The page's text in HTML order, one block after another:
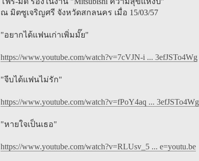
ณ มิตซูเจริญศรี จังหวัดสกลนคร เมื่อ 15/03/57
"อยากได้แฟนเก่าเพิ่มมั๊ย"
https://www.youtube.com/watch?v=7cVJN-i ... 3efJSTo4Wg
"จีบได้แฟนไม่รัก"
https://www.youtube.com/watch?v=fPoY4aq ... 3efJSTo4Wg
"หายใจเป็นเธอ"
https://www.youtube.com/watch?v=RLUsv_5 ... e=youtu.be